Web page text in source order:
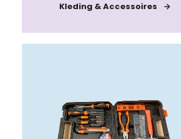
Kleding & Accessoires